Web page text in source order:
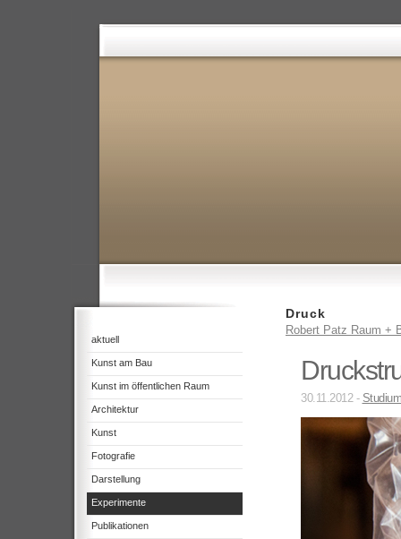
aktuell
Kunst am Bau
Kunst im öffentlichen Raum
Architektur
Kunst
Fotografie
Darstellung
Experimente
Publikationen
Druck
Robert Patz Raum +
30.11.2012 - Studium